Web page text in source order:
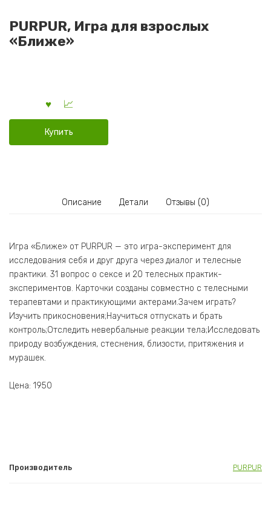
PURPUR, Игра для взрослых
«Ближе»
Купить
Описание Детали Отзывы (0)
Игра «Ближе» от PURPUR — это игра-эксперимент для
исследования себя и друг друга через диалог и телесные
практики. 31 вопрос о сексе и 20 телесных практик-
экспериментов. Карточки созданы совместно с телесными
терапевтами и практикующими актерами.Зачем играть?
Изучить прикосновения;Научиться отпускать и брать
контроль;Отследить невербальные реакции тела;Исследовать
природу возбуждения, стеснения, близости, притяжения и
мурашек.
Цена: 1950
Производитель PURPUR